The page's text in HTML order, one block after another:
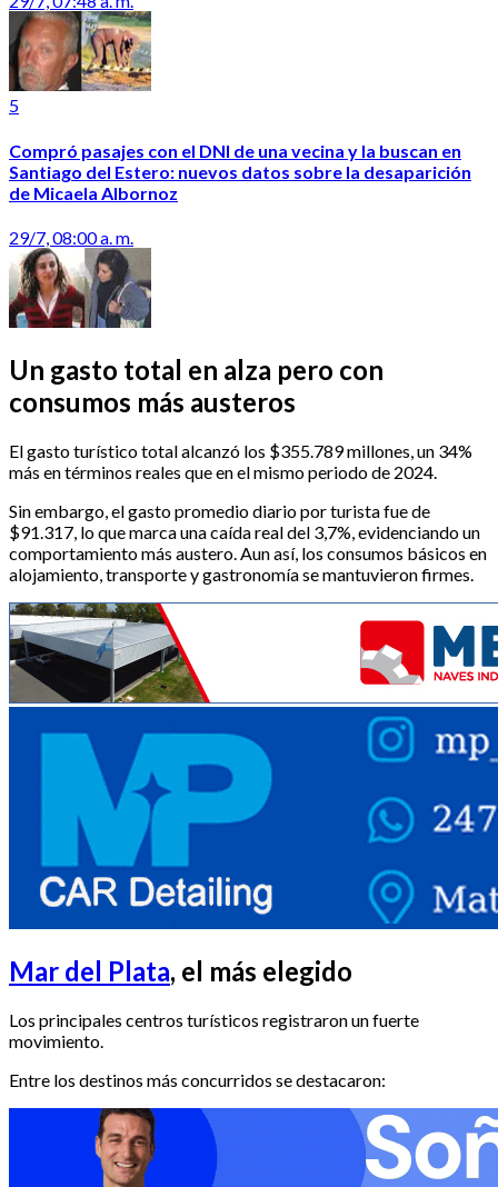
5
Compró pasajes con el DNI de una vecina y la buscan en
Santiago del Estero: nuevos datos sobre la desaparición
de Micaela Albornoz
29/7, 08:00 a. m.
Un gasto total en alza pero con
consumos más austeros
El gasto turístico total alcanzó los $355.789 millones, un 34%
más en términos reales que en el mismo periodo de 2024.
Sin embargo, el gasto promedio diario por turista fue de
$91.317, lo que marca una caída real del 3,7%, evidenciando un
comportamiento más austero. Aun así, los consumos básicos en
alojamiento, transporte y gastronomía se mantuvieron firmes.
Mar del Plata, el más elegido
Los principales centros turísticos registraron un fuerte
movimiento.
Entre los destinos más concurridos se destacaron: